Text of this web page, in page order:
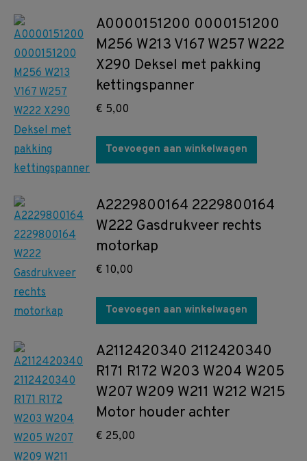
A0000151200 0000151200
M256 W213 V167 W257 W222
X290 Deksel met pakking
kettingspanner
€ 5,00
Toevoegen aan winkelwagen
A2229800164 2229800164
W222 Gasdrukveer rechts
motorkap
€ 10,00
Toevoegen aan winkelwagen
A2112420340 2112420340
R171 R172 W203 W204 W205
W207 W209 W211 W212 W215
Motor houder achter
€ 25,00